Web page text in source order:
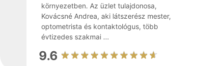
környezetben. Az üzlet tulajdonosa,
Kovácsné Andrea, aki látszerész mester,
optometrista és kontaktológus, több
évtizedes szakmai ...
9.6